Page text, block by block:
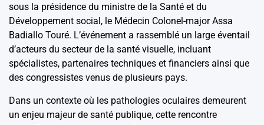
sous la présidence du ministre de la Santé et du
Développement social, le Médecin Colonel-major Assa
Badiallo Touré. L’événement a rassemblé un large éventail
d’acteurs du secteur de la santé visuelle, incluant
spécialistes, partenaires techniques et financiers ainsi que
des congressistes venus de plusieurs pays.
Dans un contexte où les pathologies oculaires demeurent
un enjeu majeur de santé publique, cette rencontre